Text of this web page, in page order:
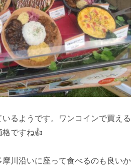
るようです。ワンコインで買える
格ですね👍
川沿いに座って食べるのも良いか